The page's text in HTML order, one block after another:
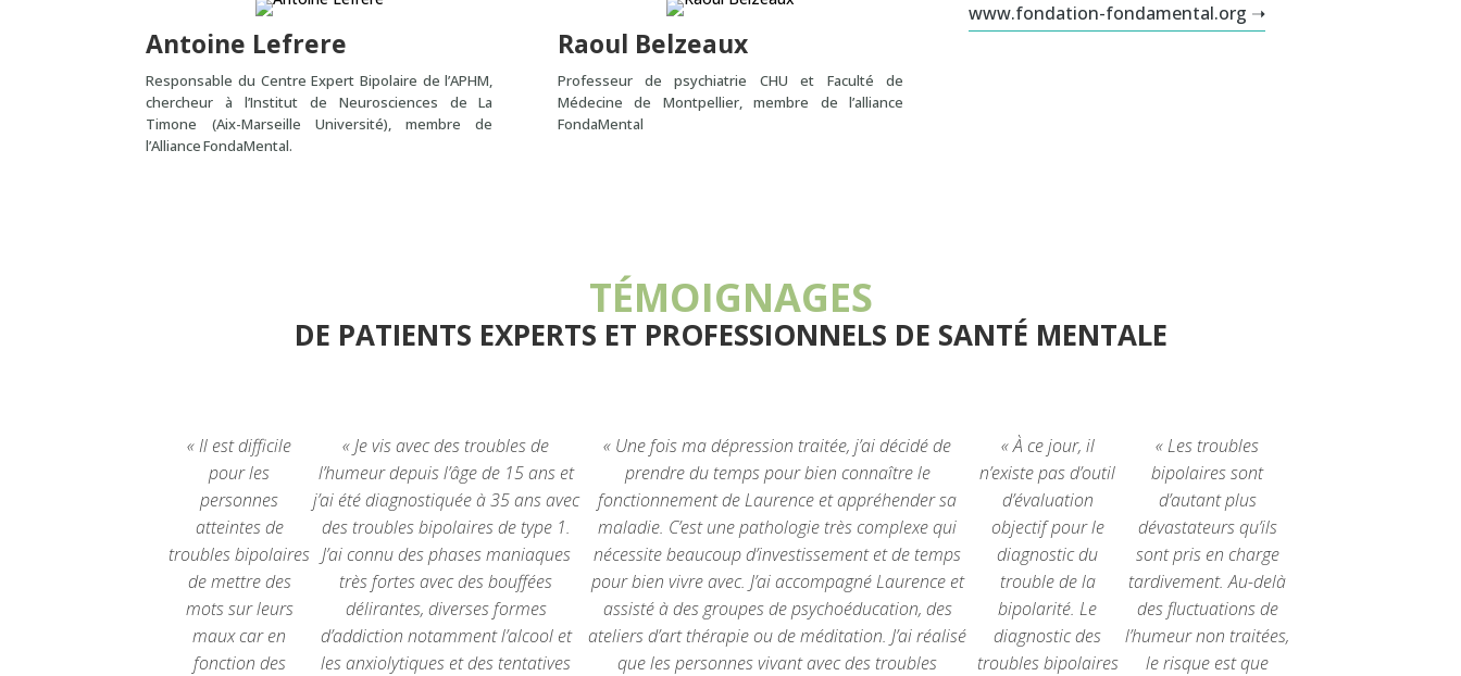
Antoine Lefrere
Responsable du Centre Expert Bipolaire de l’APHM,
chercheur à l’Institut de Neurosciences de La
Timone (Aix-Marseille Université), membre de
l’Alliance FondaMental.
Raoul Belzeaux
Professeur de psychiatrie CHU et Faculté de
Médecine de Montpellier, membre de l’alliance
FondaMental
www.fondation-fondamental.org ➝
TÉMOIGNAGES
DE PATIENTS EXPERTS ET PROFESSIONNELS DE SANTÉ MENTALE
« Il est difficile
pour les
personnes
atteintes de
troubles bipolaires
de mettre des
mots sur leurs
maux car en
fonction des
« Je vis avec des troubles de
l’humeur depuis l’âge de 15 ans et
j’ai été diagnostiquée à 35 ans avec
des troubles bipolaires de type 1.
J’ai connu des phases maniaques
très fortes avec des bouffées
délirantes, diverses formes
d’addiction notamment l’alcool et
les anxiolytiques et des tentatives
« Une fois ma dépression traitée, j’ai décidé de
prendre du temps pour bien connaître le
fonctionnement de Laurence et appréhender sa
maladie. C’est une pathologie très complexe qui
nécessite beaucoup d’investissement et de temps
pour bien vivre avec. J’ai accompagné Laurence et
assisté à des groupes de psychoéducation, des
ateliers d’art thérapie ou de méditation. J’ai réalisé
que les personnes vivant avec des troubles
« À ce jour, il
n’existe pas d’outil
d’évaluation
objectif pour le
diagnostic du
trouble de la
bipolarité. Le
diagnostic des
troubles bipolaires
« Les troubles
bipolaires sont
d’autant plus
dévastateurs qu’ils
sont pris en charge
tardivement.Au-delà
des fluctuations de
l’humeur non traitées,
le risque est que